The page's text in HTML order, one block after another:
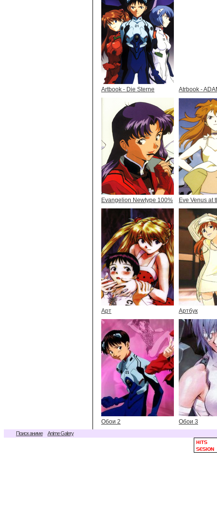
Artbook - Die Sterne Atrbook -
Evangelion Newtype 100% Eve Venus at
Арт Артбук
Обои 2 Обои 3
Поиск аниме Anime Galery